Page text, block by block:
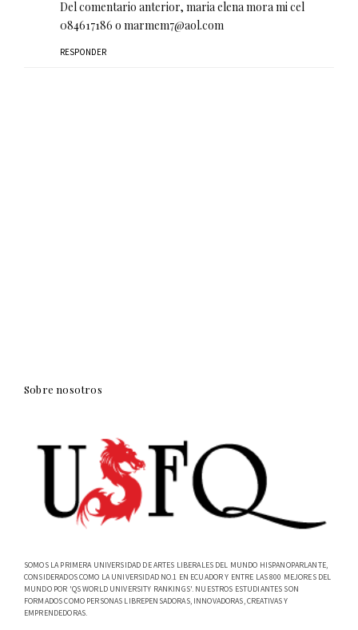
Del comentario anterior, maria elena mora mi cel
084617186 o marmem7@aol.com
RESPONDER
Sobre nosotros
SOMOS LA PRIMERA UNIVERSIDAD DE ARTES LIBERALES DEL MUNDO HISPANOPARLANTE,
CONSIDERADOS COMO LA UNIVERSIDAD NO.1 EN ECUADOR Y ENTRE LAS 800 MEJORES DEL
MUNDO POR 'QS WORLD UNIVERSITY RANKINGS'. NUESTROS ESTUDIANTES SON
FORMADOS COMO PERSONAS LIBREPENSADORAS, INNOVADORAS, CREATIVAS Y
EMPRENDEDORAS.